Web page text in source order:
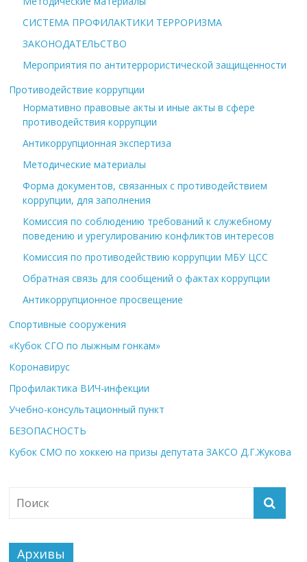
СИСТЕМА ПРОФИЛАКТИКИ ТЕРРОРИЗМА
ЗАКОНОДАТЕЛЬСТВО
Мероприятия по антитеррористической защищенности
Противодействие коррупции
Нормативно правовые акты и иные акты в сфере
противодействия коррупции
Антикоррупционная экспертиза
Методические материалы
Форма документов, связанных с противодействием
коррупции, для заполнения
Комиссия по соблюдению требований к служебному
поведению и урегулированию конфликтов интересов
Комиссия по противодействию коррупции МБУ ЦСС
Обратная связь для сообщений о фактах коррупции
Антикоррупционное просвещение
Спортивные сооружения
«Кубок СГО по лыжным гонкам»
Коронавирус
Профилактика ВИЧ-инфекции
Учебно-консультационный пункт
БЕЗОПАСНОСТЬ
Кубок СМО по хоккею на призы депутата ЗАКСО Д.Г.Жукова
Архивы